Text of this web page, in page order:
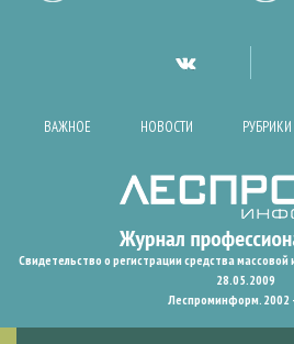
ВАЖНОЕ НОВОСТИ
Свидетельство о регистрации средства
28.05.2009
Леспроминформ. 2002